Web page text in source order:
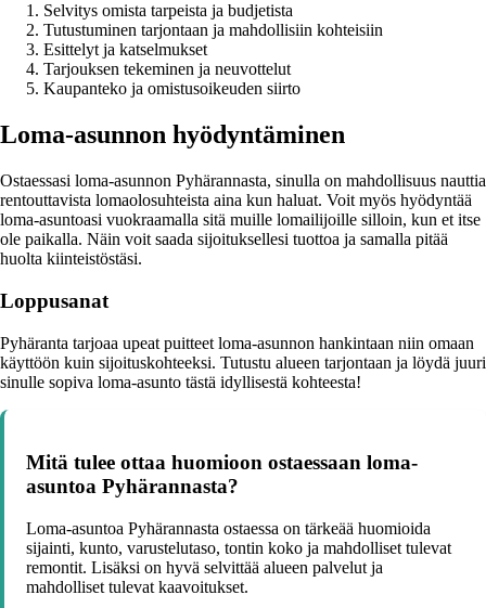
Selvitys omista tarpeista ja budjetista
Tutustuminen tarjontaan ja mahdollisiin kohteisiin
Esittelyt ja katselmukset
Tarjouksen tekeminen ja neuvottelut
Kaupanteko ja omistusoikeuden siirto
Loma-asunnon hyödyntäminen
Ostaessasi loma-asunnon Pyhärannasta, sinulla on mahdollisuus nauttia
rentouttavista lomaolosuhteista aina kun haluat. Voit myös hyödyntää
loma-asuntoasi vuokraamalla sitä muille lomailijoille silloin, kun et itse
ole paikalla. Näin voit saada sijoituksellesi tuottoa ja samalla pitää
huolta kiinteistöstäsi.
Loppusanat
Pyhäranta tarjoaa upeat puitteet loma-asunnon hankintaan niin omaan
käyttöön kuin sijoituskohteeksi. Tutustu alueen tarjontaan ja löydä juuri
sinulle sopiva loma-asunto tästä idyllisestä kohteesta!
Mitä tulee ottaa huomioon ostaessaan loma-
asuntoa Pyhärannasta?
Loma-asuntoa Pyhärannasta ostaessa on tärkeää huomioida
sijainti, kunto, varustelutaso, tontin koko ja mahdolliset tulevat
remontit. Lisäksi on hyvä selvittää alueen palvelut ja
mahdolliset tulevat kaavoitukset.